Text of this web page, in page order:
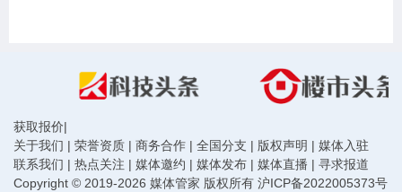
获取报价|
关于我们 | 荣誉资质 | 商务合作 | 全国分支 | 版权声明 | 媒体入驻
联系我们 | 热点关注 | 媒体邀约 | 媒体发布 | 媒体直播 | 寻求报道
Copyright © 2019-2026 媒体管家 版权所有 沪ICP备2022005373号